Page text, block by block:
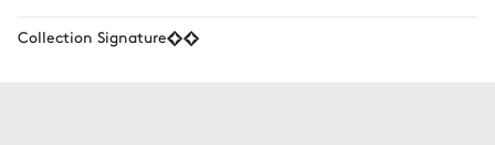
Collection Signature